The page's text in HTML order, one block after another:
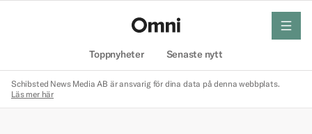
Toppnyheter Senaste nytt
meny
Schibsted News Media AB är ansvarig för dina data på denna webbplats.
Läs mer här